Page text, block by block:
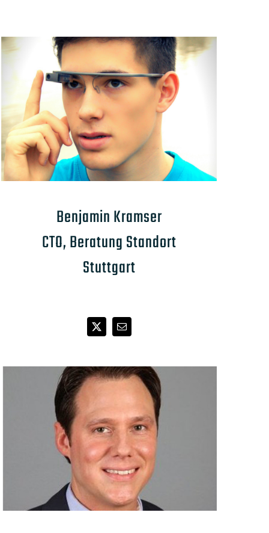
Benjamin Kramser
CTO, Beratung Standort
Stuttgart